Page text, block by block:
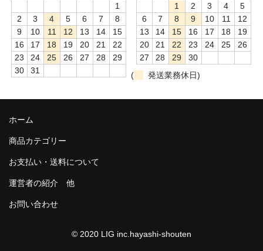
1
2
3 4 5 6 7
8
9
10 11 12 13 14
15
16
17 18 19 20 21
22
23
24 25 26 27 28
29
30
31
1
2 3 4
5
6
7 8 9 10 11
12
13
14 15 16 17 18
19
20
21 22 23 24 25
26
27
28 29
30
(
発送業務休日)
ホーム
商品カテゴリー
お支払い・送料について
運営者の紹介 他
お問い合わせ
© 2020 LIG inc.hayashi-shouten